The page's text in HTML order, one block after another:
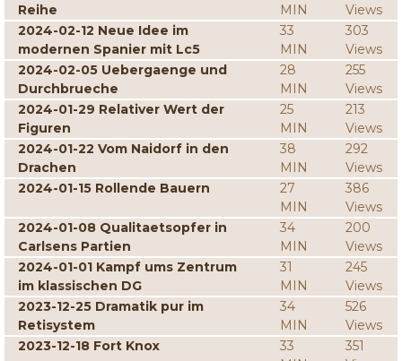
Reihe
MIN
Views
2024-02-12 Neue Idee im
modernen Spanier mit Lc5
33
MIN
303
Views
2024-02-05 Uebergaenge und
Durchbrueche
28
MIN
255
Views
2024-01-29 Relativer Wert der
Figuren
25
MIN
213
Views
2024-01-22 Vom Naidorf in den
Drachen
38
MIN
292
Views
2024-01-15 Rollende Bauern
27
MIN
386
Views
2024-01-08 Qualitaetsopfer in
Carlsens Partien
34
MIN
200
Views
2024-01-01 Kampf ums Zentrum
im klassischen DG
31
MIN
245
Views
2023-12-25 Dramatik pur im
Retisystem
34
MIN
526
Views
2023-12-18 Fort Knox
33
351